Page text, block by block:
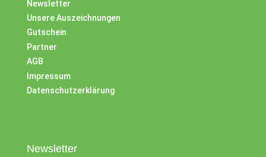
Newsletter
Unsere Auszeichnungen
Gutschein
Partner
AGB
Impressum
Datenschutzerklärung
Newsletter